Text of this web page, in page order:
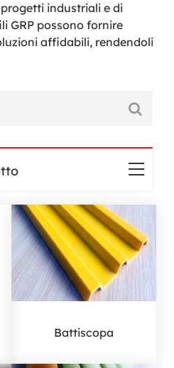
industriali e di
GRP possono fornire
affidabili, rendendoli
Battiscopa